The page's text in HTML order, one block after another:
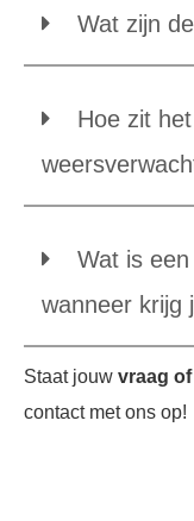
Wat zijn
Hoe zit
Wat is
wanneer krijg
Staat jouw vraag
contact met ons op!